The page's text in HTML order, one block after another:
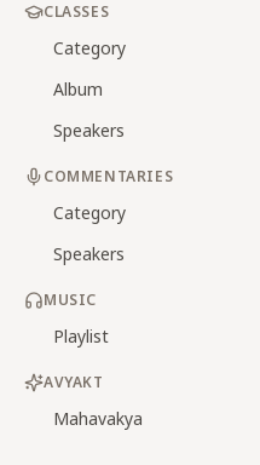
CLASSES
Category
Album
Speakers
COMMENTARIES
Category
Speakers
MUSIC
Playlist
AVYAKT
Mahavakya